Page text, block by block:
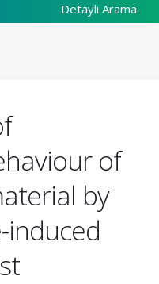
Detaylı Arama
of
by
induced